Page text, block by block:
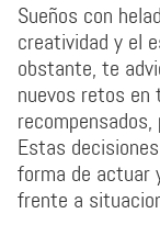
Sueños con
creatividad y el
obstante, te
nuevos retos en
Estas
forma de actuar
frente a